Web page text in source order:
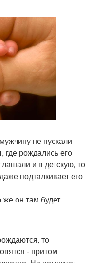
не пускали
где рождались его
и в детскую, то
подталкивает его
же он там будет
то
- притом